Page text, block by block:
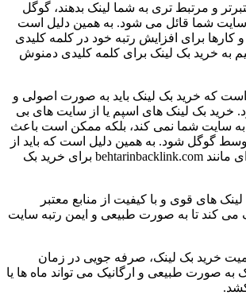
و مرتبط تری به شما لینک بدهند، گوگل
سایت شما قائل می شود. به همین دلیل است
برای افزایش رتبه خود در کلمه کلیدی
به خرید بک لینک برای کلمه کلیدی دمنوش
است که خرید بک لینک باید به صورت اصولی و
خرید بک لینک های اسپم یا از سایت های بی
به سایت شما نمی کند، بلکه ممکن است باعث
گوگل شود. به همین دلیل است که باید از
منابع معتبر و حرفه ای مانند behtarinbacklink.com برای خرید بک
لینک های قوی و با کیفیت از منابع معتبر
کند تا به صورت طبیعی و ایمن رتبه سایت
خرید بک لینک، صرفه جویی در زمان
صورت طبیعی و ارگانیک می تواند ماه ها یا